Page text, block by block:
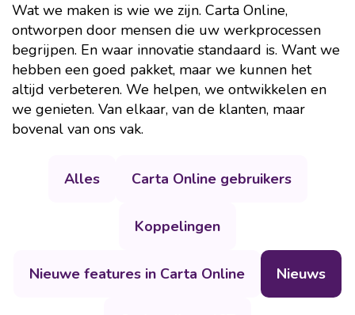
Wat we maken is wie we zijn. Carta Online,
ontworpen door mensen die uw werkprocessen
begrijpen. En waar innovatie standaard is. Want we
hebben een goed pakket, maar we kunnen het
altijd verbeteren. We helpen, we ontwikkelen en
we genieten. Van elkaar, van de klanten, maar
bovenal van ons vak.
Alles Carta Online gebruikers
Koppelingen
Nieuwe features in Carta Online Nieuws